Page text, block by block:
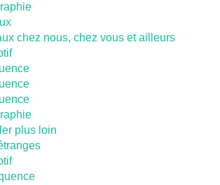
chez nous, chez vous et ailleurs
plus loin